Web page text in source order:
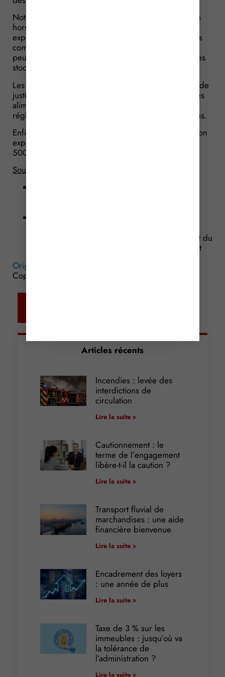
Notez que les produits fabriqués ou commercialisés
hors de la France ne sont pas soumis à cette
expérimentation. S’agissant des denrées alimentaires
commercialisées avant le 1er janvier 2017, elles
peuvent être mises en vente jusqu’à l’épuisement des
stocks et au plus tard le 31 mars 2107.
Les documents, systèmes et procédures permettant de
justifier de la conformité de l’étiquetage des denrées
alimentaires préemballées avec la nouvelle
réglementation doivent être conservés pendant 5 ans.
Enfin, sachez que le non-respect de la réglementation
expérimentale est sanctionné par une amende de 1
500 €.
Source :
2016 relatif à l’indication de l’origine du lait et du
lait et des viandes utilisés en tant qu’ingrédient
Origine du lait et de la viande : il faut l’indiquer !
Copyright WebLex – 2016
Articles récents
Incendies : levée des
interdictions de
circulation
Lire la suite »
Cautionnement : le
terme de l’engagement
libère-t-il la caution ?
Lire la suite »
Transport fluvial de
marchandises : une aide
financière bienvenue
Lire la suite »
Encadrement des loyers
: une année de plus
Lire la suite »
Taxe de 3 % sur les
immeubles : jusqu’où va
la tolérance de
l’administration ?
Lire la suite »